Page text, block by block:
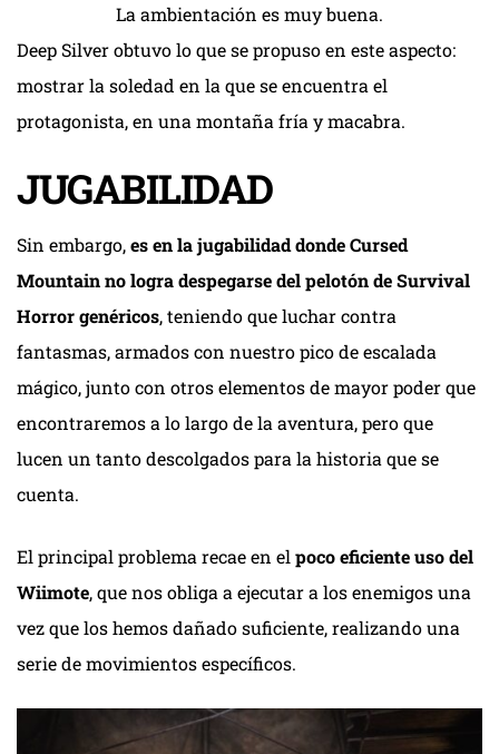
La ambientación es muy buena.
Deep Silver obtuvo lo que se propuso en este aspecto:
mostrar la soledad en la que se encuentra el
protagonista, en una montaña fría y macabra.
JUGABILIDAD
Sin embargo,es en la jugabilidad donde Cursed
Mountain no logra despegarse del pelotón de Survival
Horror genéricos, teniendo que luchar contra
fantasmas, armados con nuestro pico de escalada
mágico, junto con otros elementos de mayor poder que
encontraremos a lo largo de la aventura, pero que
lucen un tanto descolgados para la historia que se
cuenta.
El principal problema recae en el poco eficiente uso del
Wiimote, que nos obliga a ejecutar a los enemigos una
vez que los hemos dañado suficiente, realizando una
serie de movimientos específicos.